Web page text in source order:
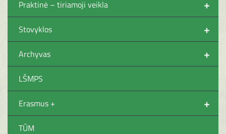
+
Praktinė – tiriamoji veikla
+
Stovyklos
+
Archyvas
LŠMPS
+
Erasmus +
TŪM